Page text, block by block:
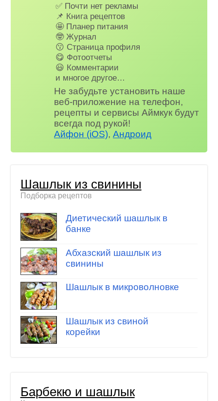
✅ Почти нет рекламы
📌 Книга рецептов
🤩 Планер питания
🤓 Журнал
😗 Страница профиля
😋 Фотоотчеты
😃 Комментарии
и многое другое…
Не забудьте установить наше
веб-приложение на телефон,
рецепты и сервисы Аймкук будут
всегда под рукой!
Айфон (iOS),Андроид
Шашлык из свинины
Подборка рецептов
Диетический шашлык в
банке
Абхазский шашлык из
свинины
Шашлык в микроволновке
Шашлык из свиной
корейки
Барбекю и шашлык